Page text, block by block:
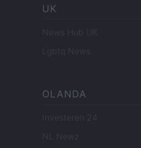
UK
News Hub UK
Lgbtq News
OLANDA
Investeren 24
NL Newz